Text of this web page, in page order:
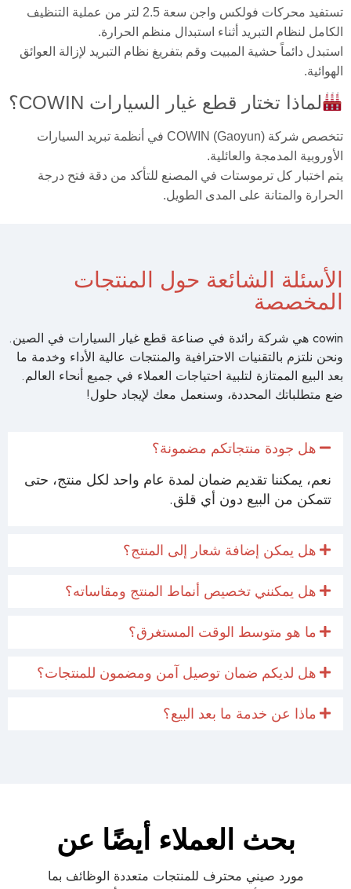
تستفيد محركات فولكس واجن سعة 2.5 لتر من عملية التنظيف
الكامل لنظام التبريد أثناء استبدال منظم الحرارة.
استبدل دائماً حشية المبيت وقم بتفريغ نظام التبريد لإزالة العوائق
الهوائية.
لماذا تختار قطع غيار السيارات COWIN؟
تتخصص شركة COWIN (Gaoyun) في أنظمة تبريد السيارات
الأوروبية المدمجة والعائلية.
يتم اختبار كل ترموستات في المصنع للتأكد من دقة فتح درجة
الحرارة والمتانة على المدى الطويل.
الأسئلة الشائعة حول المنتجات
المخصصة
cowin هي شركة رائدة في صناعة قطع غيار السيارات في الصين.
ونحن نلتزم بالتقنيات الاحترافية والمنتجات عالية الأداء وخدمة ما
بعد البيع الممتازة لتلبية احتياجات العملاء في جميع أنحاء العالم.
ضع متطلباتك المحددة، وسنعمل معك لإيجاد حلول!
هل جودة منتجاتكم مضمونة؟
نعم، يمكننا تقديم ضمان لمدة عام واحد لكل منتج، حتى
تتمكن من البيع دون أي قلق.
هل يمكن إضافة شعار إلى المنتج؟
هل يمكنني تخصيص أنماط المنتج ومقاساته؟
ما هو متوسط الوقت المستغرق؟
هل لديكم ضمان توصيل آمن ومضمون للمنتجات؟
ماذا عن خدمة ما بعد البيع؟
بحث العملاء أيضًا عن
مورد صيني محترف للمنتجات متعددة الوظائف بما